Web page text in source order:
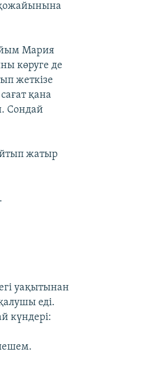
қожайынына
Мария
көруге де
жеткізе
қана
Сондай
жатыр
уақытынан
еді.
күндері: